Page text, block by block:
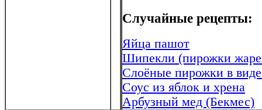
Случайные рецепты:
Яйца пашот
Шипекли (пирожки
Слоёные пирожки в
Соус из яблок и хрена
Арбузный мед (Бекмес)